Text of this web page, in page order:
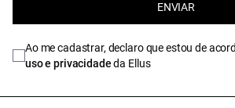
ENVIAR
Ao me cadastrar, declaro que estou de
uso e privacidadeda Ellus